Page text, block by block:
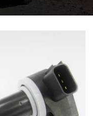
Silnika